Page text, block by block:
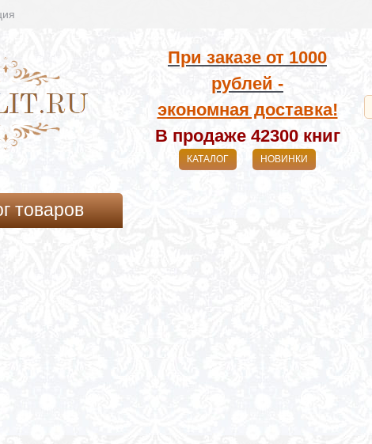
При заказе от 1000
рублей -
экономная доставка!
В продаже 42300 книг
КАТАЛОГ НОВИНКИ
товаров